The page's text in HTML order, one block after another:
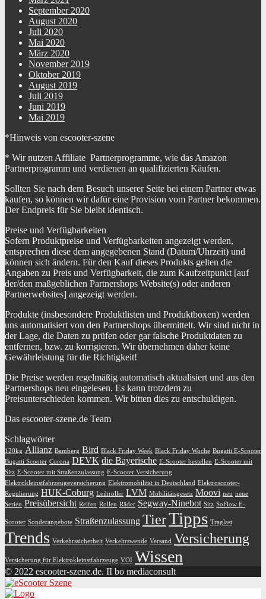
September 2020
August 2020
Juli 2020
Mai 2020
März 2020
November 2019
Oktober 2019
August 2019
Juli 2019
Juni 2019
Mai 2019
*Hinweis von escooter-szene
* Wir nutzen Affiliate Partnerprogramme, wie das Amazon
Partnerprogramm und verdienen an qualifizierten Käufen.
Sollten Sie nach dem Besuch unserer Seite bei einem Partner etwas
kaufen, so können wir dafür eine Provision vom Partner bekommen.
Der Endpreis für Sie bleibt identisch.
Preise und Verfügbarkeiten
Sofern Produktpreise und Verfügbarkeiten angezeigt werden,
entsprechen diese dem angegebenen Stand (Datum/Uhrzeit) und
können sich ändern. Für den Kauf dieses Produkts gelten die
Angaben zu Preis und Verfügbarkeit, die zum Kaufzeitpunkt [auf
der/den maßgeblichen Partnershops Website(s) oder anderen
Partnerwebsites] angezeigt werden.
Produkte (insbesondere Produktlisten und Produktboxen) werden
uns automatisiert von den Partnershops übermittelt. Wir sind nicht in
der Lage, die Daten zu prüfen oder gar falsche Produktdaten zu
entfernen, bzw. zu korrigieren. Wir übernehmen daher keine
Gewährleistung für die Richtigkeit!
Die Preise werden regelmäßig automatisch aktualisiert und aus den
Partnershops neu eingelesen. Es kann trotzdem zu
Preisunterschieden kommen. Wir bitten dies zu entschuldigen.
Das escooter-szene.de Team
Schlagwörter
120kg Allianz Bamberg Bird Black Friday Week Black Friday Woche Bugatti E-Scooter
Bugatti Scooter Corona DEVK die Bayerische E-Scooter bestellen E-Scooter mit
Sitz E-Scooter mit Straßenzulassung E-Scooter Versicherung
Elektrokleinstfahrzeugeversicherung Elektromobilität in Deutschland Elektroscooter-
Regulierung HUK-Coburg Leihroller LVM Mobilitätsgesetz Moovi neu neue
Serien Preisübersicht Reifen Rollen Räder Segway-Ninebot Sitz SoFlow E-
Scooter Sonderangebote Straßenzulassung TierTipps Traglast
Trends Verkehrssicherheit Verkehrswende Versand Versicherung
Versicherung für Elektrokleinstfahrzeuge VOI Wissen
© 2022 escooter-szene.de. II bo mediaconsult